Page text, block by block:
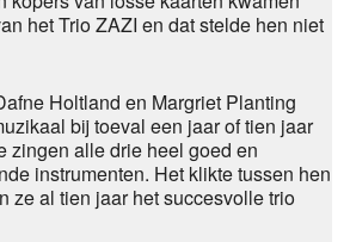
het Trio ZAZI en dat stelde hen niet
Holtland en Margriet Planting
bij toeval een jaar of tien jaar
zingen alle drie heel goed en
instrumenten. Het klikte tussen hen
ze al tien jaar het succesvolle trio